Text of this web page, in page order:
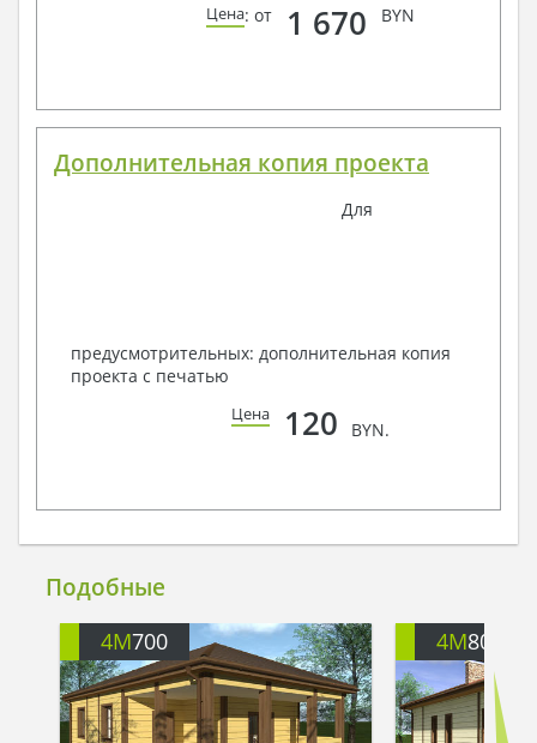
Цена: от 1 670 BYN
Дополнительная копия проекта
Для
предусмотрительных: дополнительная копия
проекта с печатью
Цена 120 BYN.
Подобные
4M700 4M803